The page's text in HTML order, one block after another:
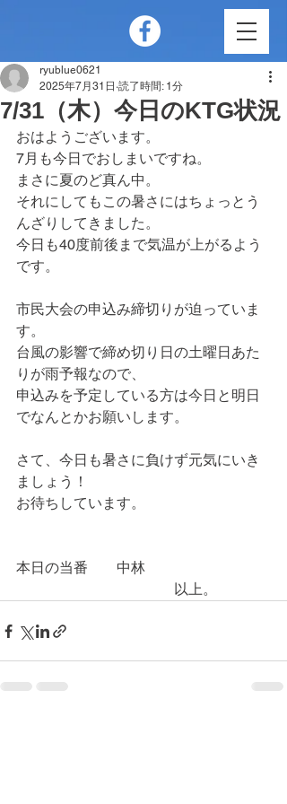
7/31（木）今日のKTG状況
ryublue0621
2025年7月31日 読了時間: 1分
おはようございます。
7月も今日でおしまいですね。
まさに夏のど真ん中。
それにしてもこの暑さにはちょっとう
んざりしてきました。
今日も40度前後まで気温が上がるよう
です。
市民大会の申込み締切りが迫っていま
す。
台風の影響で締め切り日の土曜日あた
りが雨予報なので、
申込みを予定している方は今日と明日
でなんとかお願いします。
さて、今日も暑さに負けず元気にいき
ましょう！
お待ちしています。
本日の当番　　中林
以上。